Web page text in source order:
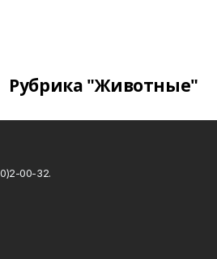
Рубрика "Животные"
00-32.